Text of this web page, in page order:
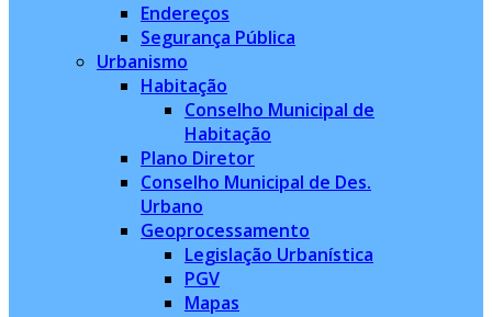
Endereços
Segurança Pública
Urbanismo
Habitação
Conselho Municipal de
Habitação
Plano Diretor
Conselho Municipal de Des.
Urbano
Geoprocessamento
Legislação Urbanística
PGV
Mapas